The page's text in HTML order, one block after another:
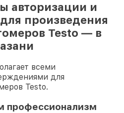
авторизации и
произведения
Testo — в
всеми
для
Testo.
профессионализм